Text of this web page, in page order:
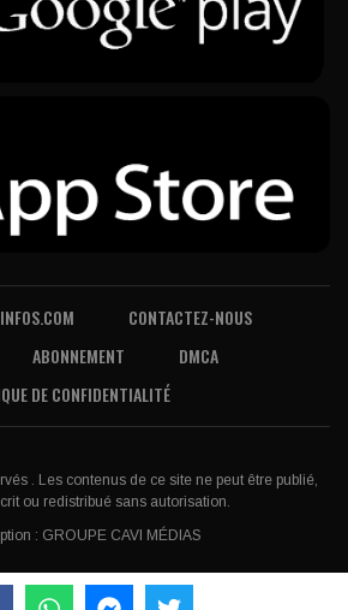
CONTACTEZ-NOUS
ABONNEMENT
DMCA
DE CONFIDENTIALITÉ
. Les contenus de ce site ne peut être publié,
ou redistribué sans autorisation.
: GROUPE CAVI MÉDIAS